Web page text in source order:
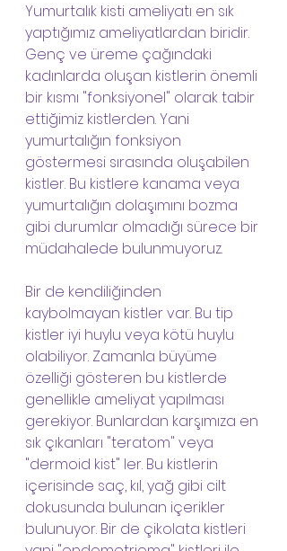
Yumurtalık kisti ameliyatı en sık
yaptığımız ameliyatlardan biridir.
Genç ve üreme çağındaki
kadınlarda oluşan kistlerin önemli
bir kısmı "fonksiyonel" olarak tabir
ettiğimiz kistlerden. Yani
yumurtalığın fonksiyon
göstermesi sırasında oluşabilen
kistler. Bu kistlere kanama veya
yumurtalığın dolaşımını bozma
gibi durumlar olmadığı sürece bir
müdahalede bulunmuyoruz.
Bir de kendiliğinden
kaybolmayan kistler var. Bu tip
kistler iyi huylu veya kötü huylu
olabiliyor. Zamanla büyüme
özelliği gösteren bu kistlerde
genellikle ameliyat yapılması
gerekiyor. Bunlardan karşımıza en
sık çıkanları "teratom" veya
"dermoid kist" ler. Bu kistlerin
içerisinde saç, kıl, yağ gibi cilt
dokusunda bulunan içerikler
bulunuyor. Bir de çikolata kistleri